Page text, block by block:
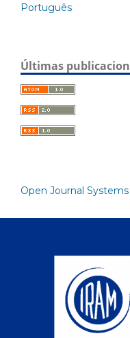
Português
Últimas
Open Journal Systems